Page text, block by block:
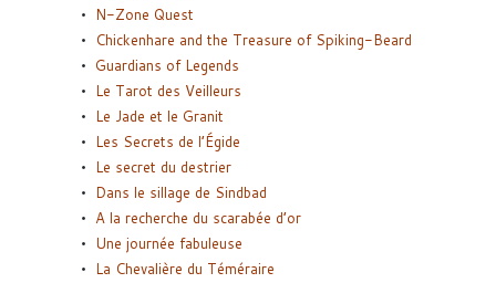
N-Zone Quest
Chickenhare and the Treasure of Spiking-Beard
Guardians of Legends
Le Tarot des Veilleurs
Le Jade et le Granit
Les Secrets de l’Égide
Le secret du destrier
Dans le sillage de Sindbad
A la recherche du scarabée d’or
Une journée fabuleuse
La Chevalière du Téméraire